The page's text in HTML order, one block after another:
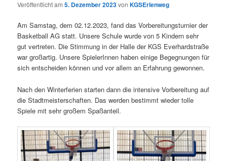
Veröffentlicht am5. Dezember 2023vonKGSErlenweg
Am Samstag, dem 02.12.2023, fand das Vorbereitungsturnier der
Basketball AG statt. Unsere Schule wurde von 5 Kindern sehr
gut vertreten. Die Stimmung in der Halle der KGS Everhardstraße
war großartig. Unsere SpielerInnen haben einige Begegnungen für
sich entscheiden können und vor allem an Erfahrung gewonnen.
Nach den Winterferien starten dann die intensive Vorbereitung auf
die Stadtmeisterschaften. Das werden bestimmt wieder tolle
Spiele mit sehr großem Spaßanteil.